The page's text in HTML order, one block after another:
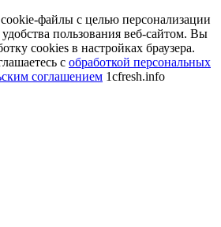
с целью персонализации
пользования веб-сайтом. Вы
сookies в настройках браузера.
с обработкой персональных
соглашением 1cfresh.info